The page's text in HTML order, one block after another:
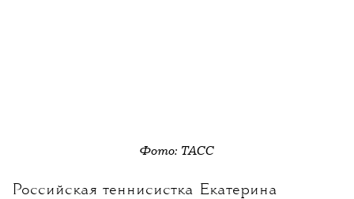
Фото: ТАСС
Российская теннисистка Екатерина